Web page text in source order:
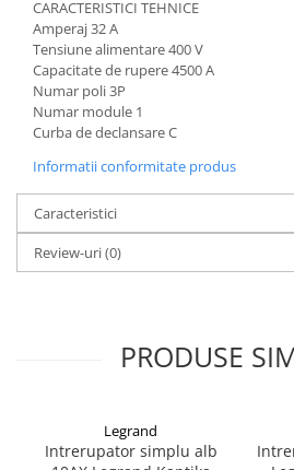
Baterii si acumulatori AGM VRLA
de 6-12 V
Acumulatori Moto, ATV
GEL
AGM
Li-Ion
SLA AGM (Sealed Lead Acid)
Deep Cycle - Tractiune/Semi-
Tractiune
Marine & Caravan
Redresoare auto, moto, barci si
stationare
CARACTERISTICI TEHNICE
Amperaj 32A
Tensiune alimentare400 V
Capacitate de rupere4500 A
Numar poli3P
Numar module 1
Curba de declansareC
Informatii conformitate produs
Caracteristici
Review-uri(0)
PRODUSE
Legrand
Intrerupator simplu alb